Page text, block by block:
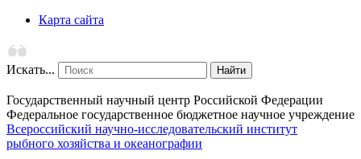
Карта сайта
Искать... Найти
Государственный научный центр Российской Федерации
Федеральное государственное бюджетное научное учреждение
Всероссийский научно-исследовательский институт
рыбного хозяйства и океанографии